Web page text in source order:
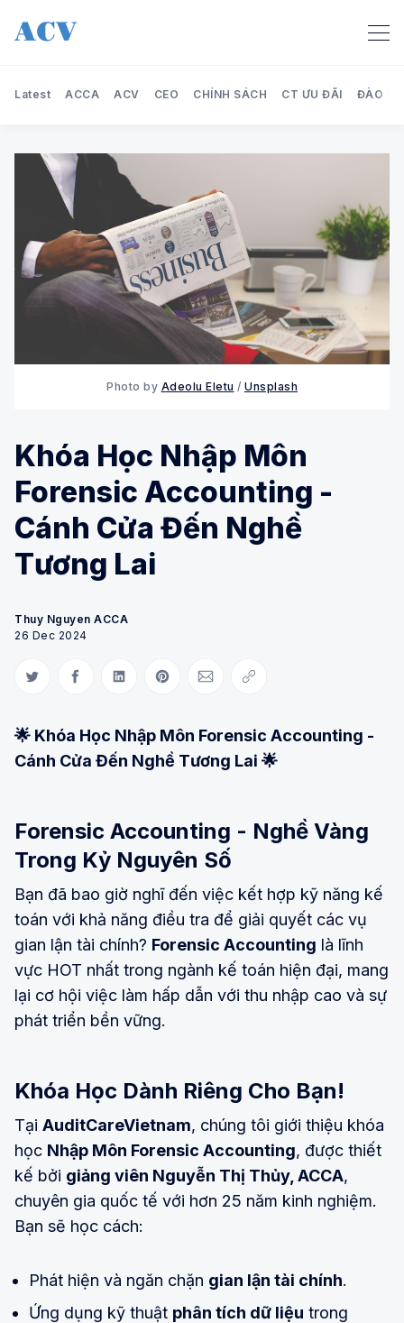
Search Audit Care Việt Nam
Latest ACCA ACV CEO CHÍNH SÁCH CT ƯU ĐÃI ĐÀO
Photo by Adeolu Eletu / Unsplash
Khóa Học Nhập Môn
Forensic Accounting -
Cánh Cửa Đến Nghề
Tương Lai
Thuy Nguyen ACCA
26 Dec 2024
Share on Twitter
Share on Facebook
Share on LinkedIn
Share on Pinterest
Share via Email
Copy link
🌟 Khóa Học Nhập Môn Forensic Accounting -
Cánh Cửa Đến Nghề Tương Lai 🌟
Forensic Accounting - Nghề Vàng
Trong Kỷ Nguyên Số
Bạn đã bao giờ nghĩ đến việc kết hợp kỹ năng kế
toán với khả năng điều tra để giải quyết các vụ
gian lận tài chính? Forensic Accounting là lĩnh
vực HOT nhất trong ngành kế toán hiện đại, mang
lại cơ hội việc làm hấp dẫn với thu nhập cao và sự
phát triển bền vững.
Khóa Học Dành Riêng Cho Bạn!
Tại AuditCareVietnam, chúng tôi giới thiệu khóa
học Nhập Môn Forensic Accounting, được thiết
kế bởi giảng viên Nguyễn Thị Thủy, ACCA,
chuyên gia quốc tế với hơn 25 năm kinh nghiệm.
Bạn sẽ học cách:
Phát hiện và ngăn chặn gian lận tài chính.
Ứng dụng kỹ thuật phân tích dữ liệu trong